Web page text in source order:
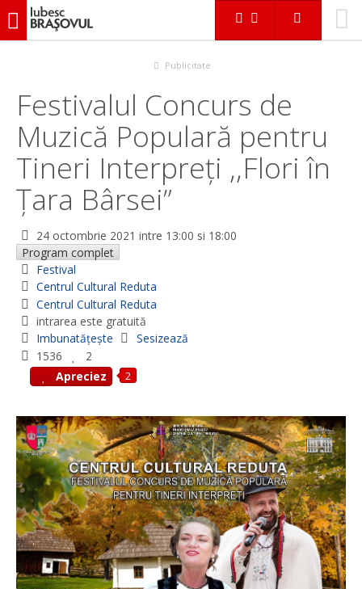
iubescbraşovul.ro
Festivalul Concurs de Muzică Populară pentru Tineri Interpreţi
,,Flori în Ţara Bârsei”
Publicitate
Festivalul Concurs de
Muzică Populară pentru
Tineri Interpreţi ,,Flori în
Ţara Bârsei”
24 octombrie 2021 intre 13:00 si 18:00
Program complet
Festival
Centrul Cultural Reduta
Centrul Cultural Reduta
intrarea este gratuită
Imbunatățește
Sesizează
1536
2
Apreciez
2